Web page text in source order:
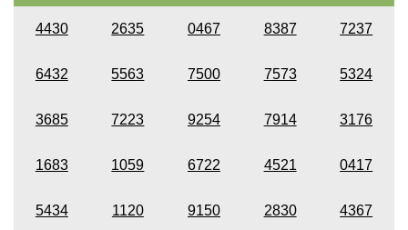
4430 2635 0467 8387 7237
6432 5563 7500 7573 5324
3685 7223 9254 7914 3176
1683 1059 6722 4521 0417
5434 1120 9150 2830 4367